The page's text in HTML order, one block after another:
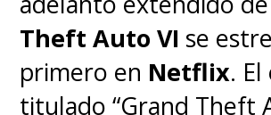
Batalla de Starcourt,
terror y la destrucción
Hawkins", detalla la
Theft Auto VI se
primero en Netflix.
titulado “Grand Theft